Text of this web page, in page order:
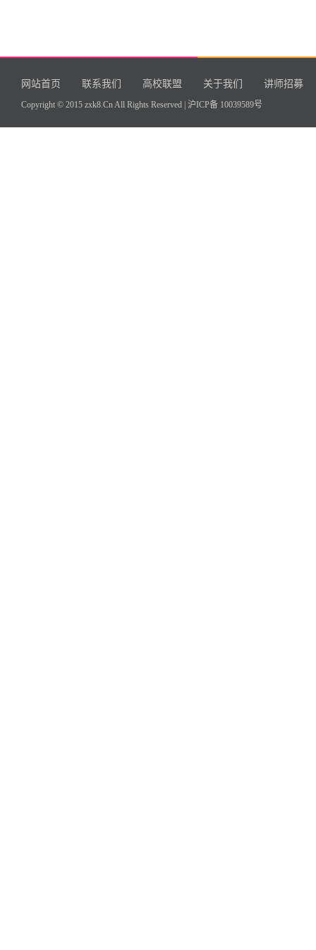
网站首页 联系我们 高校联盟 关于我们 讲师招募
Copyright © 2015 zxk8.Cn All Rights Reserved | 沪ICP备 10039589号